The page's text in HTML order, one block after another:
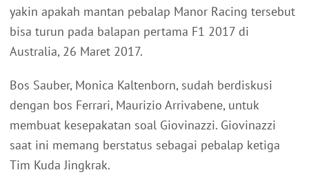
yakin apakah mantan pebalap Manor Racing tersebut
bisa turun pada balapan pertama F1 2017 di
Australia, 26 Maret 2017.
Bos Sauber, Monica Kaltenborn, sudah berdiskusi
dengan bos Ferrari, Maurizio Arrivabene, untuk
membuat kesepakatan soal Giovinazzi. Giovinazzi
saat ini memang berstatus sebagai pebalap ketiga
Tim Kuda Jingkrak.